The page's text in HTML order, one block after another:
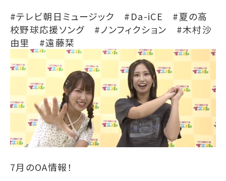
#テレビ朝日ミュージック #Da-iCE #夏の高
校野球応援ソング #ノンフィクション #木村沙
由里 #遠藤栞
7月のOA情報！